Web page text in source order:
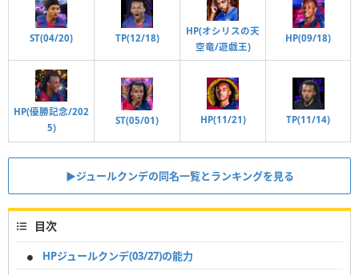
ST(04/20) TP(12/18)
HP(オシリスの天
空竜/遊戯王)
HP(09/18)
HP(優勝記念/202
5)
ST(05/01) HP(11/21) TP(11/14)
▶︎ジュールクンデの同名一覧とランキングを見る
目次
HPジュールクンデ(03/27)の能力